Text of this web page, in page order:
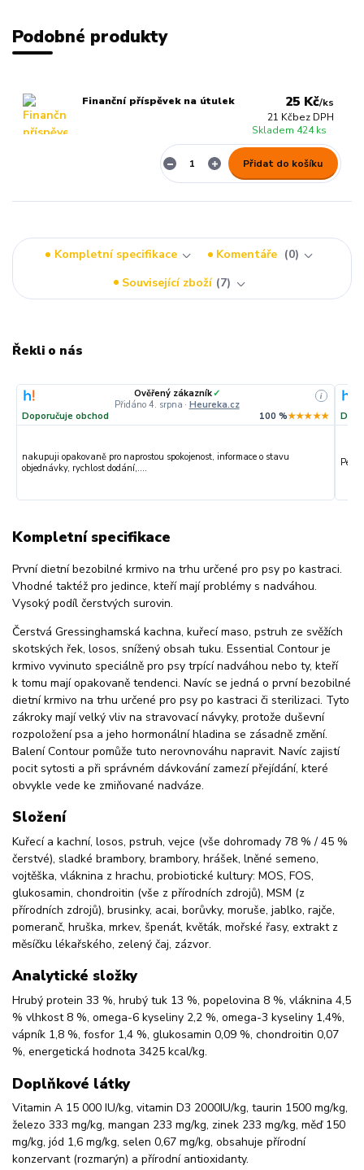
Podobné produkty
Finanční příspěvek na útulek 25 Kč/ks
21 Kčbez DPH
Skladem 424 ks
Přidat do košíku
Kompletní specifikace Komentáře
0
Související zboží 7
Řekli o nás
Ověřený zákazník✓
Přidáno 4. srpna · Heureka.cz
i
Doporučuje obchod 100 %★★★★★
nakupuji opakovaně pro naprostou spokojenost, informace o stavu
objednávky, rychlost dodání,....
Kompletní specifikace
První dietní bezobilné krmivo na trhu určené pro psy po kastraci.
Vhodné taktéž pro jedince, kteří mají problémy s nadváhou.
Vysoký podíl čerstvých surovin.
Čerstvá Gressinghamská kachna, kuřecí maso, pstruh ze svěžích
skotských řek, losos, snížený obsah tuku. Essential Contour je
krmivo vyvinuto speciálně pro psy trpící nadváhou nebo ty, kteří
k tomu mají opakovaně tendenci. Navíc se jedná o první bezobilné
dietní krmivo na trhu určené pro psy po kastraci či sterilizaci. Tyto
zákroky mají velký vliv na stravovací návyky, protože duševní
rozpoložení psa a jeho hormonální hladina se zásadně změní.
Balení Contour pomůže tuto nerovnováhu napravit. Navíc zajistí
pocit sytosti a při správném dávkování zamezí přejídání, které
obvykle vede ke zmiňované nadváze.
Složení
Kuřecí a kachní, losos, pstruh, vejce (vše dohromady 78 % / 45 %
čerstvé), sladké brambory, brambory, hrášek, lněné semeno,
vojtěška, vláknina z hrachu, probiotické kultury: MOS, FOS,
glukosamin, chondroitin (vše z přírodních zdrojů), MSM (z
přírodních zdrojů), brusinky, acai, borůvky, moruše, jablko, rajče,
pomeranč, hruška, mrkev, špenát, květák, mořské řasy, extrakt z
měsíčku lékařského, zelený čaj, zázvor.
Analytické složky
Hrubý protein 33 %, hrubý tuk 13 %, popelovina 8 %, vláknina 4,5
% vlhkost 8 %, omega-6 kyseliny 2,2 %, omega-3 kyseliny 1,4%,
vápník 1,8 %, fosfor 1,4 %, glukosamin 0,09 %, chondroitin 0,07
%, energetická hodnota 3425 kcal/kg.
Doplňkové látky
Vitamin A 15 000 IU/kg, vitamin D3 2000IU/kg, taurin 1500 mg/kg,
železo 333 mg/kg, mangan 233 mg/kg, zinek 233 mg/kg, měď 150
mg/kg, jód 1,6 mg/kg, selen 0,67 mg/kg, obsahuje přírodní
konzervant (rozmarýn) a přírodní antioxidanty.